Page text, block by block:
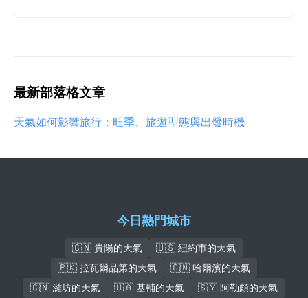
最新部落格文章
天氣如何影響旅行：旺季、旅遊型態與出發時機
今日熱門城市
🇨🇳 貴陽的天氣
🇺🇸 紐約市的天氣
🇵🇰 拉瓦爾品第的天氣
🇨🇳 哈爾濱的天氣
🇨🇳 濰坊的天氣
🇺🇦 基輔的天氣
🇸🇾 阿勒頗的天氣